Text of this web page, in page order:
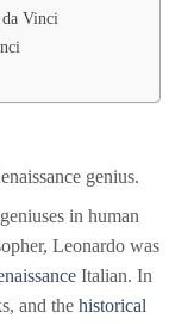
Vinci
genius.
in human
Leonardo was
Italian. In
and the historical